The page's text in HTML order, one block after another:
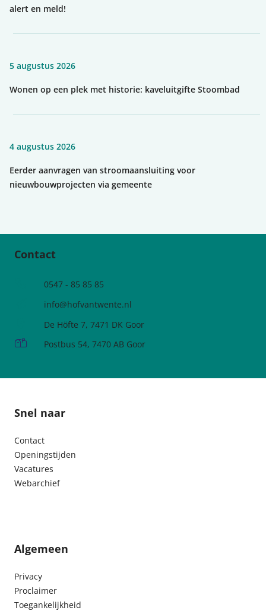
alert en meld!
5 augustus 2026
Wonen op een plek met historie: kaveluitgifte Stoombad
4 augustus 2026
Eerder aanvragen van stroomaansluiting voor
nieuwbouwprojecten via gemeente
Contact
Telefoonnummer
0547 - 85 85 85
e-mailadres:info@hofvantwente.nl
De Höfte 7, 7471 DK Goor
Postadres:Postbus 54, 7470 AB Goor
Snel naar
Contact
Openingstijden
Vacatures
Webarchief
Algemeen
Privacy
Proclaimer
Toegankelijkheid